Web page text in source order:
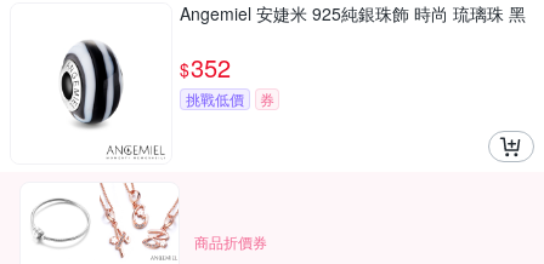
Angemiel 安婕米 925純銀珠飾 時尚 琉璃珠 黑
$352
挑戰低價 券
商品折價券